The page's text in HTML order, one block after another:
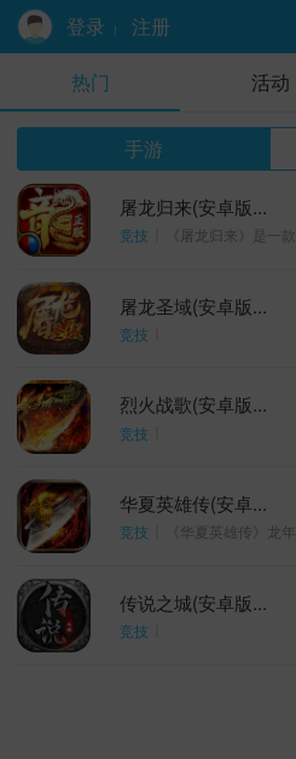
登录 | 注册
热门 活动
手游
屠龙归来(安卓版...
竞技 《屠龙归来》是一款经典的角色扮演类传奇手游，
屠龙圣域(安卓版...
竞技
烈火战歌(安卓版...
竞技
华夏英雄传(安卓...
竞技 《华夏英雄传》龙年强势归来！ 上线
传说之城(安卓版...
竞技